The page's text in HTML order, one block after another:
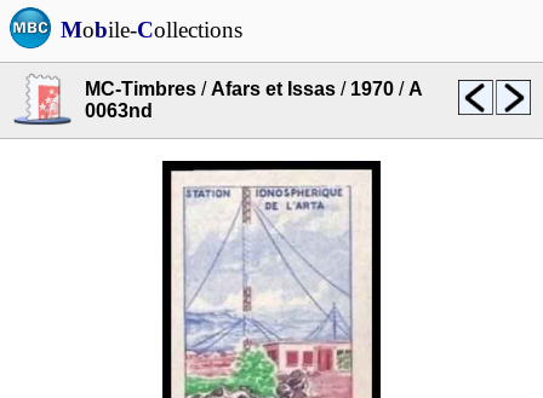
Mobile-Collections
MC-Timbres /Afars et Issas / 1970 /A
0063nd